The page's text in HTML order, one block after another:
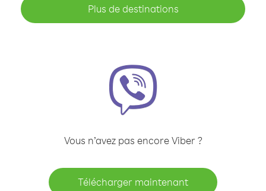
Plus de destinations
Vous n’avez pas encore Viber ?
Télécharger maintenant